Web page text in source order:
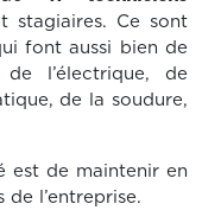
stagiaires. Ce sont
font aussi bien de
de l’électrique, de
de la soudure,
est de maintenir en
l’entreprise.